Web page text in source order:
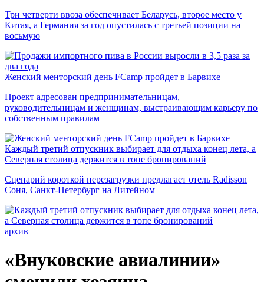
Три четверти ввоза обеспечивает Беларусь, второе место у
Китая, а Германия за год опустилась с третьей позиции на
восьмую
Женский менторский день FCamp пройдет в Барвихе
Проект адресован предпринимательницам,
руководительницам и женщинам, выстраивающим карьеру по
собственным правилам
Каждый третий отпускник выбирает для отдыха конец лета, а
Северная столица держится в топе бронирований
Сценарий короткой перезагрузки предлагает отель Radisson
Соня, Санкт-Петербург на Литейном
архив
«Внуковские авиалинии»